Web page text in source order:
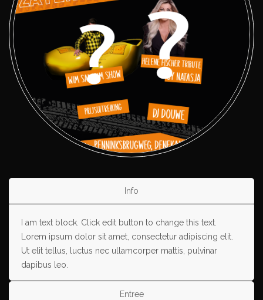
Info
I am text block. Click edit button to change this text.
Lorem ipsum dolor sit amet, consectetur adipiscing elit.
Ut elit tellus, luctus nec ullamcorper mattis, pulvinar
dapibus leo.
Entree